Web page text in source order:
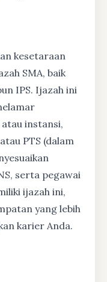
kesetaraan
SMA, baik
IPS. Ijazah ini
instansi,
PTS (dalam
serta pegawai
ijazah ini,
yang lebih
karier Anda.